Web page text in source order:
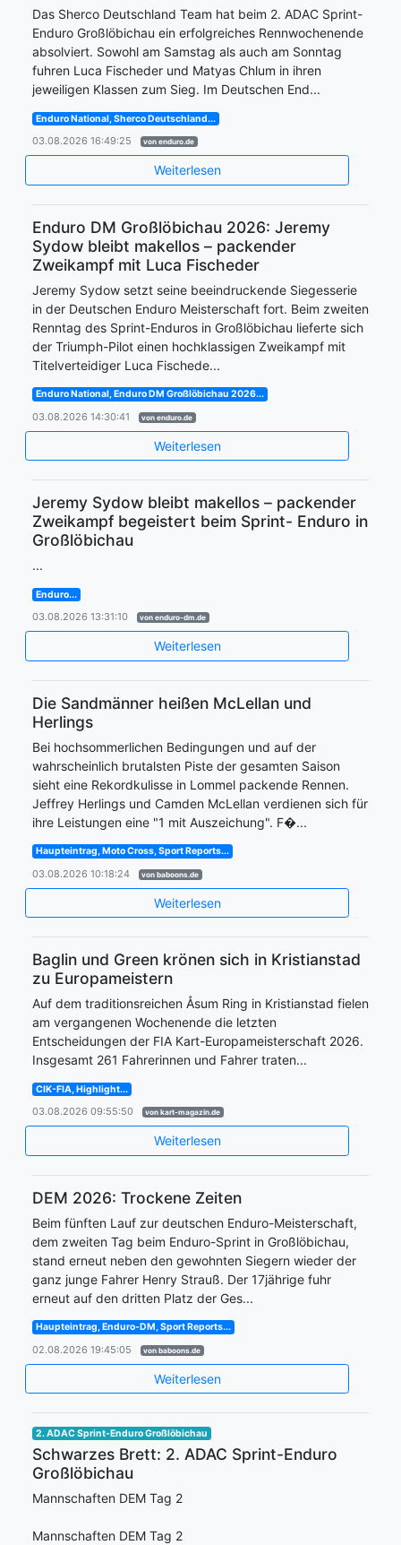
Das Sherco Deutschland Team hat beim 2. ADAC Sprint-
Enduro Großlöbichau ein erfolgreiches Rennwochenende
absolviert. Sowohl am Samstag als auch am Sonntag
fuhren Luca Fischeder und Matyas Chlum in ihren
jeweiligen Klassen zum Sieg. Im Deutschen End...
Enduro National, Sherco Deutschland...
03.08.2026 16:49:25 von enduro.de
Weiterlesen
Enduro DM Großlöbichau 2026: Jeremy
Sydow bleibt makellos – packender
Zweikampf mit Luca Fischeder
Jeremy Sydow setzt seine beeindruckende Siegesserie
in der Deutschen Enduro Meisterschaft fort. Beim zweiten
Renntag des Sprint-Enduros in Großlöbichau lieferte sich
der Triumph-Pilot einen hochklassigen Zweikampf mit
Titelverteidiger Luca Fischede...
Enduro National, Enduro DM Großlöbichau 2026...
03.08.2026 14:30:41 von enduro.de
Weiterlesen
Jeremy Sydow bleibt makellos – packender
Zweikampf begeistert beim Sprint- Enduro in
Großlöbichau
...
Enduro...
03.08.2026 13:31:10 von enduro-dm.de
Weiterlesen
Die Sandmänner heißen McLellan und
Herlings
Bei hochsommerlichen Bedingungen und auf der
wahrscheinlich brutalsten Piste der gesamten Saison
sieht eine Rekordkulisse in Lommel packende Rennen.
Jeffrey Herlings und Camden McLellan verdienen sich für
ihre Leistungen eine "1 mit Auszeichung". F�...
Haupteintrag, Moto Cross, Sport Reports...
03.08.2026 10:18:24 von baboons.de
Weiterlesen
Baglin und Green krönen sich in Kristianstad
zu Europameistern
Auf dem traditionsreichen Åsum Ring in Kristianstad fielen
am vergangenen Wochenende die letzten
Entscheidungen der FIA Kart-Europameisterschaft 2026.
Insgesamt 261 Fahrerinnen und Fahrer traten...
CIK-FIA, Highlight...
03.08.2026 09:55:50 von kart-magazin.de
Weiterlesen
DEM 2026: Trockene Zeiten
Beim fünften Lauf zur deutschen Enduro-Meisterschaft,
dem zweiten Tag beim Enduro-Sprint in Großlöbichau,
stand erneut neben den gewohnten Siegern wieder der
ganz junge Fahrer Henry Strauß. Der 17jährige fuhr
erneut auf den dritten Platz der Ges...
Haupteintrag, Enduro-DM, Sport Reports...
02.08.2026 19:45:05 von baboons.de
Weiterlesen
2. ADAC Sprint-Enduro Großlöbichau
Schwarzes Brett: 2. ADAC Sprint-Enduro
Großlöbichau
Mannschaften DEM Tag 2
Mannschaften DEM Tag 2